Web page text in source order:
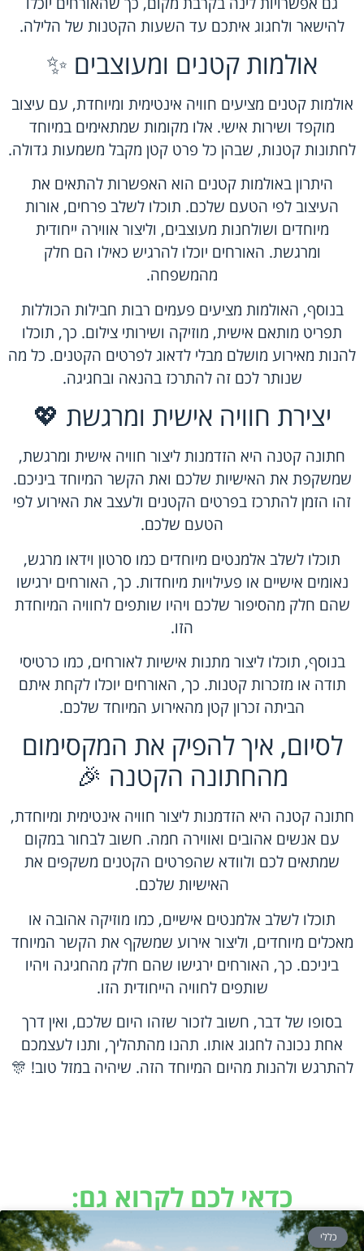
להישאר ולחגוג איתכם עד השעות הקטנות של הלילה.
אולמות קטנים ומעוצבים ✨
אולמות קטנים מציעים חוויה אינטימית ומיוחדת, עם עיצוב
מוקפד ושירות אישי. אלו מקומות שמתאימים במיוחד
לחתונות קטנות, שבהן כל פרט קטן מקבל משמעות גדולה.
היתרון באולמות קטנים הוא האפשרות להתאים את
העיצוב לפי הטעם שלכם. תוכלו לשלב פרחים, אורות
מיוחדים ושולחנות מעוצבים, וליצור אווירה ייחודית
ומרגשת. האורחים יוכלו להרגיש כאילו הם חלק
מהמשפחה.
בנוסף, האולמות מציעים פעמים רבות חבילות הכוללות
תפריט מותאם אישית, מוזיקה ושירותי צילום. כך, תוכלו
להנות מאירוע מושלם מבלי לדאוג לפרטים הקטנים. כל מה
שנותר לכם זה להתרכז בהנאה ובחגיגה.
יצירת חוויה אישית ומרגשת 💖
חתונה קטנה היא הזדמנות ליצור חוויה אישית ומרגשת,
שמשקפת את האישיות שלכם ואת הקשר המיוחד ביניכם.
זהו הזמן להתרכז בפרטים הקטנים ולעצב את האירוע לפי
הטעם שלכם.
תוכלו לשלב אלמנטים מיוחדים כמו סרטון וידאו מרגש,
נאומים אישיים או פעילויות מיוחדות. כך, האורחים ירגישו
שהם חלק מהסיפור שלכם ויהיו שותפים לחוויה המיוחדת
הזו.
בנוסף, תוכלו ליצור מתנות אישיות לאורחים, כמו כרטיסי
תודה או מזכרות קטנות. כך, האורחים יוכלו לקחת איתם
הביתה זכרון קטן מהאירוע המיוחד שלכם.
לסיום, איך להפיק את המקסימום
מהחתונה הקטנה 🎉
חתונה קטנה היא הזדמנות ליצור חוויה אינטימית ומיוחדת,
עם אנשים אהובים ואווירה חמה. חשוב לבחור במקום
שמתאים לכם ולוודא שהפרטים הקטנים משקפים את
האישיות שלכם.
תוכלו לשלב אלמנטים אישיים, כמו מוזיקה אהובה או
מאכלים מיוחדים, וליצור אירוע שמשקף את הקשר המיוחד
ביניכם. כך, האורחים ירגישו שהם חלק מהחגיגה ויהיו
שותפים לחוויה הייחודית הזו.
בסופו של דבר, חשוב לזכור שזהו היום שלכם, ואין דרך
אחת נכונה לחגוג אותו. תהנו מהתהליך, ותנו לעצמכם
להתרגש ולהנות מהיום המיוחד הזה. שיהיה במזל טוב! 🎊
כדאי לכם לקרוא גם:
כללי